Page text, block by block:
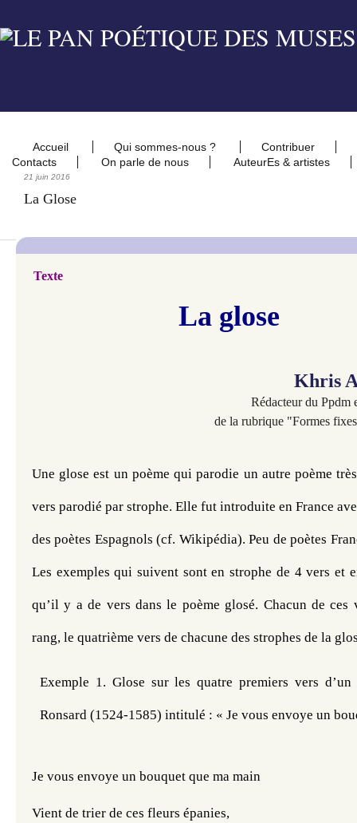
Accueil Qui sommes-nous ?
Contribuer
Contacts
On parle de nous AuteurEs & artistes
21 juin 2016
La Glose
Texte
La glose
Khris
Rédacteur du Ppdm
de la rubrique "Formes
Une glose est un poème qui parodie un autre poème
vers parodié par strophe. Elle fut introduite en France
des poètes Espagnols(cf. Wikipédia). Peu de poètes
Les exemples qui suivent sont en strophe de 4 vers et
qu’il y a de vers dans le poème glosé. Chacun de ces
rang, le quatrième vers de chacune des strophes de la
Exemple 1. Glose sur les quatre premiers vers
Ronsard (1524-1585) intitulé : « Je vous envoye un
Je vous envoye un bouquet que ma main
Vient de trier de ces fleurs épanies,